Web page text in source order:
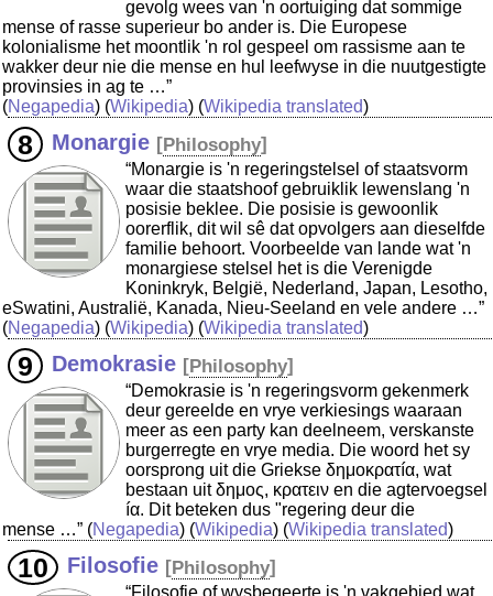
gevolg wees van 'n oortuiging dat sommige
mense of rasse superieur bo ander is. Die Europese
kolonialisme het moontlik 'n rol gespeel om rassisme aan te
wakker deur nie die mense en hul leefwyse in die nuutgestigte
provinsies in ag te …”
(Negapedia) (Wikipedia) (Wikipedia translated)
Monargie [Philosophy]
“Monargie is 'n regeringstelsel of staatsvorm
waar die staatshoof gebruiklik lewenslang 'n
posisie beklee. Die posisie is gewoonlik
oorerflik, dit wil sê dat opvolgers aan dieselfde
familie behoort. Voorbeelde van lande wat 'n
monargiese stelsel het is die Verenigde
Koninkryk, België, Nederland, Japan, Lesotho,
eSwatini, Australië, Kanada, Nieu-Seeland en vele andere …”
(Negapedia) (Wikipedia) (Wikipedia translated)
Demokrasie [Philosophy]
“Demokrasie is 'n regeringsvorm gekenmerk
deur gereelde en vrye verkiesings waaraan
meer as een party kan deelneem, verskanste
burgerregte en vrye media. Die woord het sy
oorsprong uit die Griekse δημοκρατíα, wat
bestaan uit δημος, κρατειν en die agtervoegsel
íα. Dit beteken dus "regering deur die
mense …” (Negapedia) (Wikipedia) (Wikipedia translated)
Filosofie [Philosophy]